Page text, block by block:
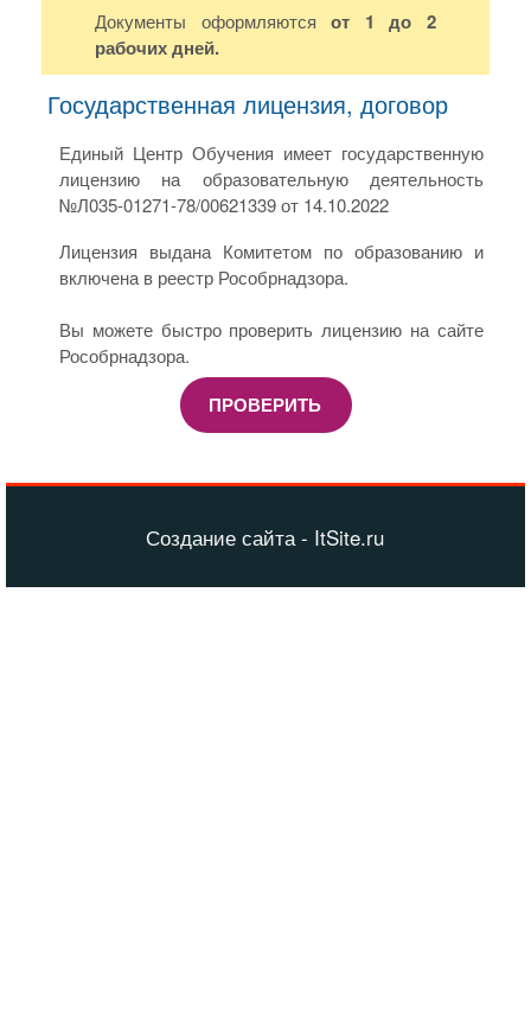
Документы оформляютсяот 1 до 2
рабочих дней.
Государственная лицензия, договор
Единый Центр Обучения имеет государственную
лицензию на образовательную деятельность
№Л035-01271-78/00621339 от 14.10.2022
Лицензия выдана Комитетом по образованию и
включена в реестр Рособрнадзора.
Вы можете быстро проверить лицензию на сайте
Рособрнадзора.
ПРОВЕРИТЬ
Создание сайта - ItSite.ru